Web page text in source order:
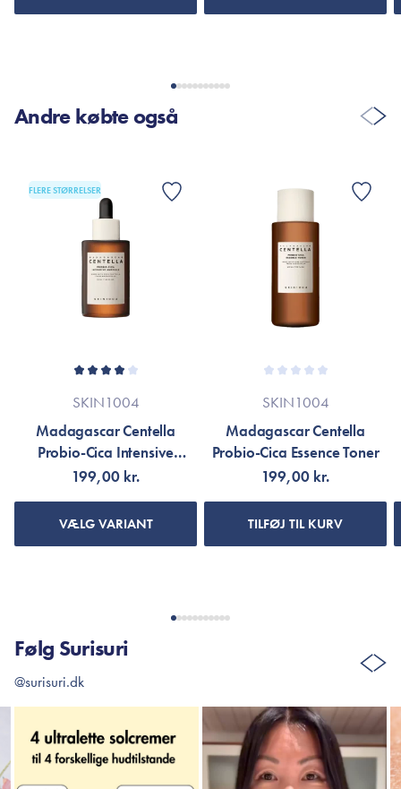
Andre købte også
FLERE STØRRELSER
SKIN1004
Madagascar Centella
Probio-Cica Intensive
Ampoule
199,00 kr.
VÆLG VARIANT
SKIN1004
Madagascar Centella
Probio-Cica Essence Toner
199,00 kr.
TILFØJ TIL KURV
Følg Surisuri
@surisuri.dk